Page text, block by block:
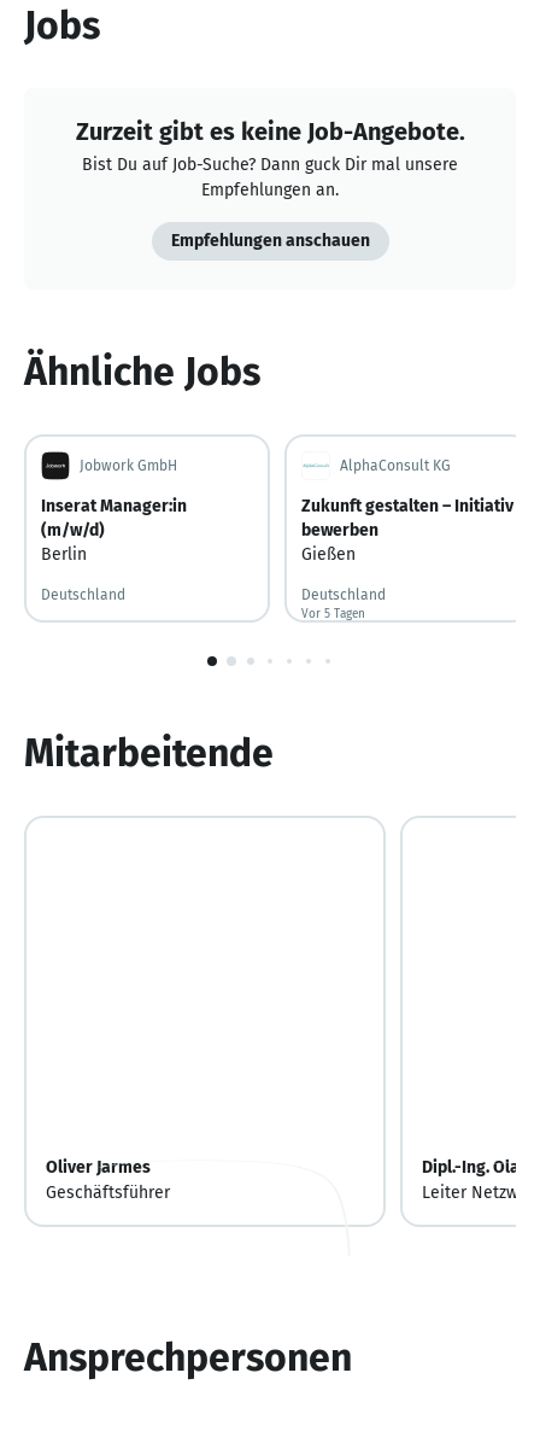
Jobs
Zurzeit gibt es keine Job-Angebote.
Bist Du auf Job-Suche? Dann guck Dir mal unsere
Empfehlungen an.
Empfehlungen anschauen
Ähnliche Jobs
Jobwork GmbH
Inserat Manager:in
(m/w/d)
Berlin
Deutschland
AlphaConsult KG
Zukunft gestalten – Initiativ
bewerben
Gießen
Deutschland
Vor 5 Tagen
Vor 5 Tagen veröffentlicht
1
Mitarbeitende
Oliver Jarmes
Geschäftsführer
Dipl.-Ing. Olaf
Leiter
Ansprechpersonen